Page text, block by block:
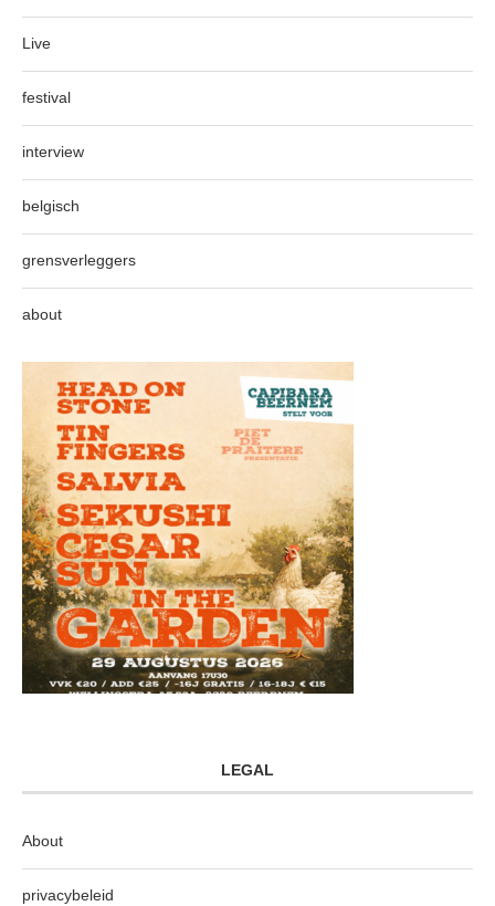
Live
festival
interview
belgisch
grensverleggers
about
LEGAL
About
privacybeleid